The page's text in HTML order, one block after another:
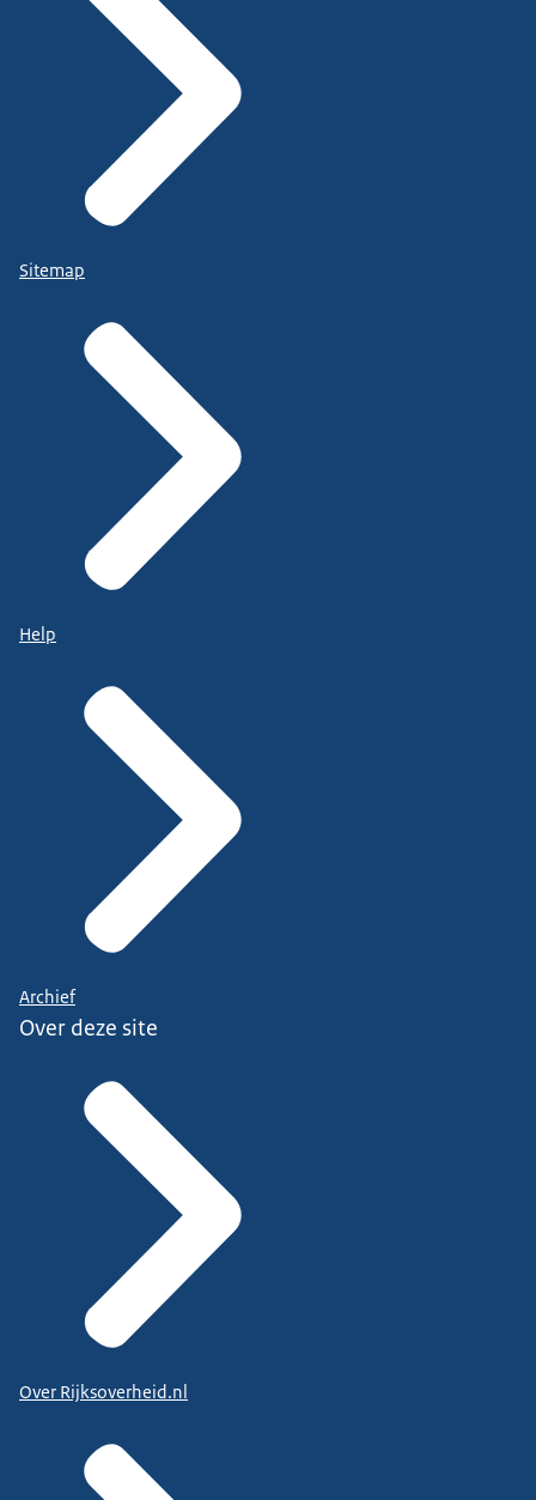
Sitemap
Help
Archief
Over deze site
Over Rijksoverheid.nl